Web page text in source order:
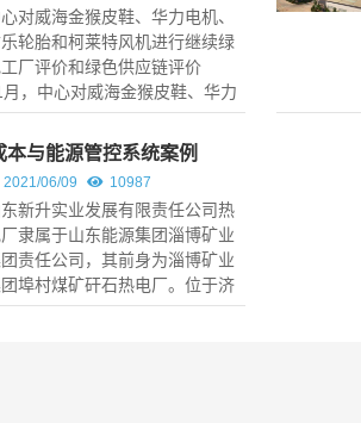
对威海金猴皮鞋、华力电机、
轮胎和柯莱特风机进行继续绿
工厂评价和绿色供应链评价
月，中心对威海金猴皮鞋、华力
、君乐轮胎和柯莱特风机进行
续绿色工厂评价和绿色供应链评
...
本与能源管控系统案例
2021/06/09 10987
新升实业发展有限责任公司热
隶属于山东能源集团淄博矿业
责任公司，其前身为淄博矿业
埠村煤矿矸石热电厂。位于济
章丘区中南部的埠村街道办事